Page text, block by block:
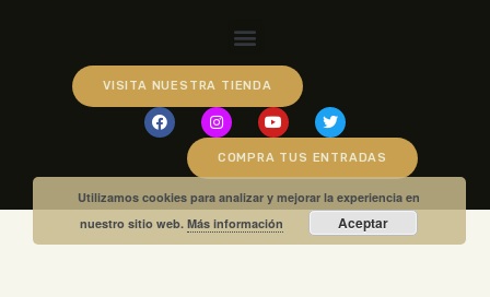
VISITA NUESTRA TIENDA
COMPRA TUS ENTRADAS
Utilizamos cookies para analizar y mejorar la experiencia en
nuestro sitio web.Más información Aceptar